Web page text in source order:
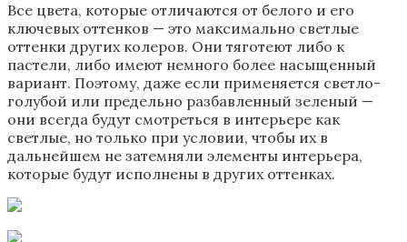
Все цвета, которые отличаются от белого и его
ключевых оттенков — это максимально светлые
оттенки других колеров. Они тяготеют либо к
пастели, либо имеют немного более насыщенный
вариант. Поэтому, даже если применяется светло-
голубой или предельно разбавленный зеленый —
они всегда будут смотреться в интерьере как
светлые, но только при условии, чтобы их в
дальнейшем не затемняли элементы интерьера,
которые будут исполнены в других оттенках.